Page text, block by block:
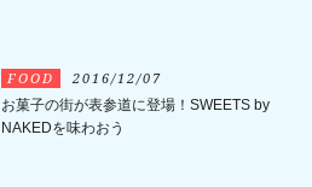
FOOD 2016/12/07
お菓子の街が表参道に登場！SWEETS by
NAKEDを味わおう